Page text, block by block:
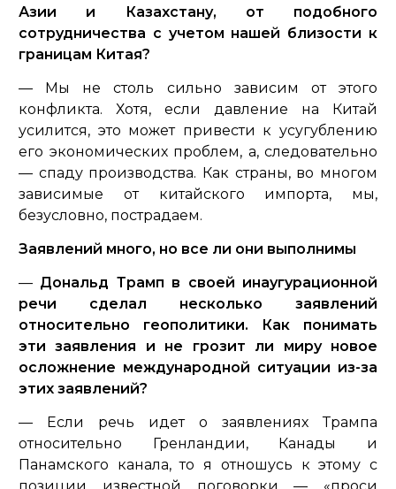
Азии и Казахстану, от подобного
сотрудничества с учетом нашей близости к
границам Китая?
— Мы не столь сильно зависим от этого
конфликта. Хотя, если давление на Китай
усилится, это может привести к усугублению
его экономических проблем, а, следовательно
— спаду производства. Как страны, во многом
зависимые от китайского импорта, мы,
безусловно, пострадаем.
Заявлений много, но все ли они выполнимы
— Дональд Трамп в своей инаугурационной
речи сделал несколько заявлений
относительно геополитики. Как понимать
эти заявления и не грозит ли миру новое
осложнение международной ситуации из-за
этих заявлений?
— Если речь идет о заявлениях Трампа
относительно Гренландии, Канады и
Панамского канала, то я отношусь к этому с